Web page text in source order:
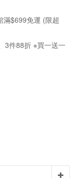
滿$699免運 (限超
3件88折 ※買一送一